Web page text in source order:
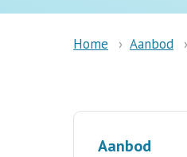
Home Aanbod
Aanbod